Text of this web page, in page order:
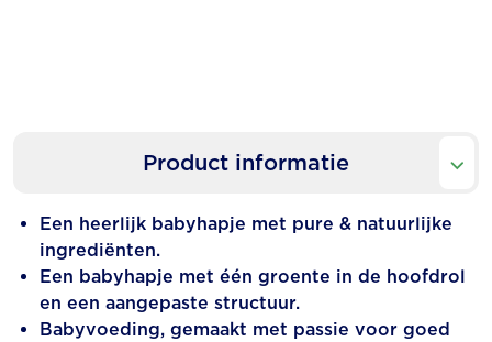
Product informatie
​​Een heerlijk babyhapje met pure & natuurlijke
ingrediënten.
Een babyhapje met één groente in de hoofdrol
en een aangepaste structuur.
Babyvoeding, gemaakt met passie voor goed